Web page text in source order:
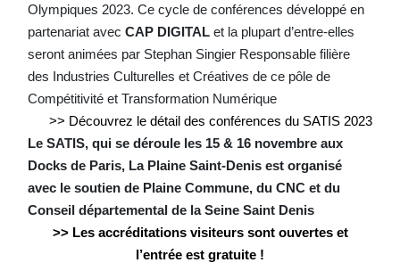
Olympiques 2023. Ce cycle de conférences développé en
partenariat avec CAP DIGITALet la plupart d’entre-elles
seront animées par Stephan Singier Responsable filière
des Industries Culturelles et Créatives de ce pôle de
Compétitivité et Transformation Numérique
>> Découvrez le détail des conférences du SATIS 2023
Le SATIS, qui se déroule les 15 & 16 novembre aux
Docks de Paris, La Plaine Saint-Denis est organisé
avec le soutien de Plaine Commune, du CNC et du
Conseil départemental de la Seine Saint Denis
>> Les accréditations visiteurs sont ouvertes et
l’entrée est gratuite !